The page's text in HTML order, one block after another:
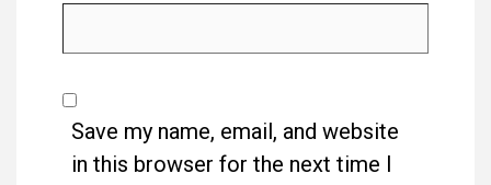
Save my name, email, and website
in this browser for the next time I